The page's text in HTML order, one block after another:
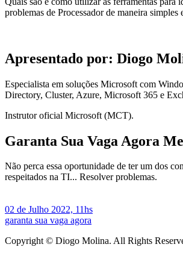
problemas de Processador de maneira simples
Apresentado por: Diogo
Especialista em soluções Microsoft com
Directory, Cluster, Azure, Microsoft 365 e
Instrutor oficial Microsoft (MCT).
Garanta Sua Vaga Agora
Não perca essa oportunidade de ter um dos
respeitados na TI... Resolver problemas.
02 de Julho 2022, 11hs
garanta sua vaga agora
Copyright © Diogo Molina. All Rights